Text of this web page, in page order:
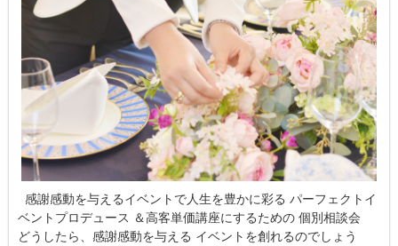
感謝感動を与えるイベントで人生を豊かに彩る パーフェクトイ
ベントプロデュース ＆高客単価講座にするための 個別相談会
どうしたら、感謝感動を与える イベントを創れるのでしょう